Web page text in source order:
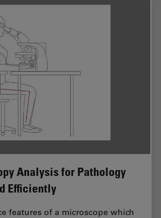
Analysis for Pathology
Efficiently
features of a microscope which